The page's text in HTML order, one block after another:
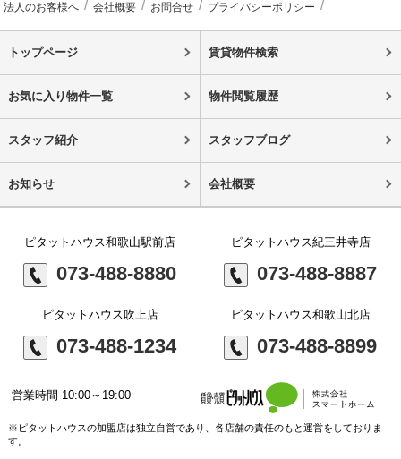
法人のお客様へ
会社概要 お問合せ プライバシーポリシー
トップページ 賃貸物件検索
お気に入り物件一覧 物件閲覧履歴
スタッフ紹介 スタッフブログ
お知らせ 会社概要
ピタットハウス和歌山駅前店
073-488-8880
ピタットハウス紀三井寺店
073-488-8887
ピタットハウス吹上店
073-488-1234
ピタットハウス和歌山北店
073-488-8899
営業時間 10:00～19:00
※ピタットハウスの加盟店は独立自営であり、各店舗の責任のもと運営をしておりま
す。